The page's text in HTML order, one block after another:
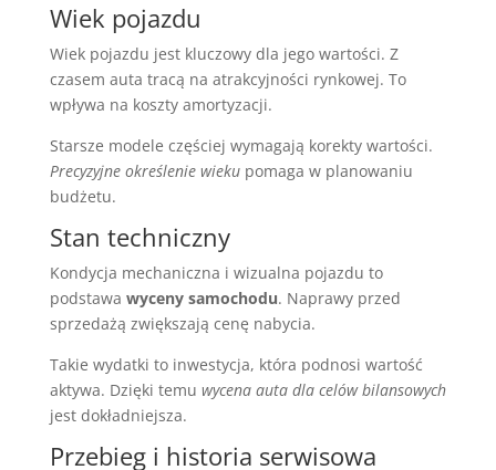
Wiek pojazdu
Wiek pojazdu jest kluczowy dla jego wartości. Z
czasem auta tracą na atrakcyjności rynkowej. To
wpływa na koszty amortyzacji.
Starsze modele częściej wymagają korekty wartości.
Precyzyjne określenie wiekupomaga w planowaniu
budżetu.
Stan techniczny
Kondycja mechaniczna i wizualna pojazdu to
podstawa wyceny samochodu. Naprawy przed
sprzedażą zwiększają cenę nabycia.
Takie wydatki to inwestycja, która podnosi wartość
aktywa. Dzięki temu wycena auta dla celów bilansowych
jest dokładniejsza.
Przebieg i historia serwisowa